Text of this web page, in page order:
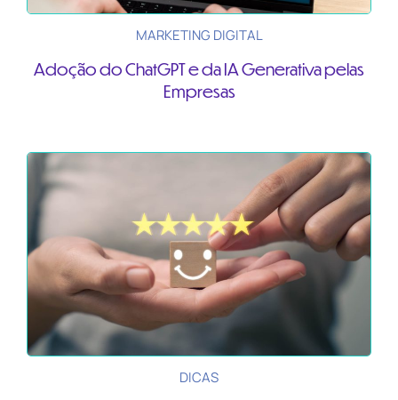
MARKETING DIGITAL
Adoção do ChatGPT e da IA Generativa pelas
Empresas
DICAS